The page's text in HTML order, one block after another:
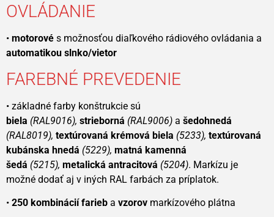
OVLÁDANIE
• motorové s možnosťou diaľkového rádiového ovládania a
automatikou slnko/vietor
FAREBNÉ PREVEDENIE
• základné farby konštrukcie sú
biela (RAL9016), strieborná (RAL9006) a šedohnedá
(RAL8019), textúrovaná krémová biela (5233), textúrovaná
kubánska hnedá (5229), matná kamenná
šedá (5215), metalická antracitová (5204). Markízu je
možné dodať aj v iných RAL farbách za príplatok.
• 250 kombinácií farieb a vzorov markízového plátna